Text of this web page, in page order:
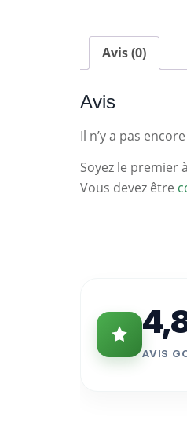
Avis (0)
Avis
Il n’y a pas encore
Soyez le premier
Vous devez être
AVIS